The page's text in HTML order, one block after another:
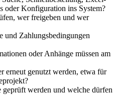
oder Konfiguration ins System?
wer freigeben und wer
und Zahlungsbedingungen
oder Anhänge müssen am
erneut genutzt werden, etwa für
geprüft werden und welche dürfen